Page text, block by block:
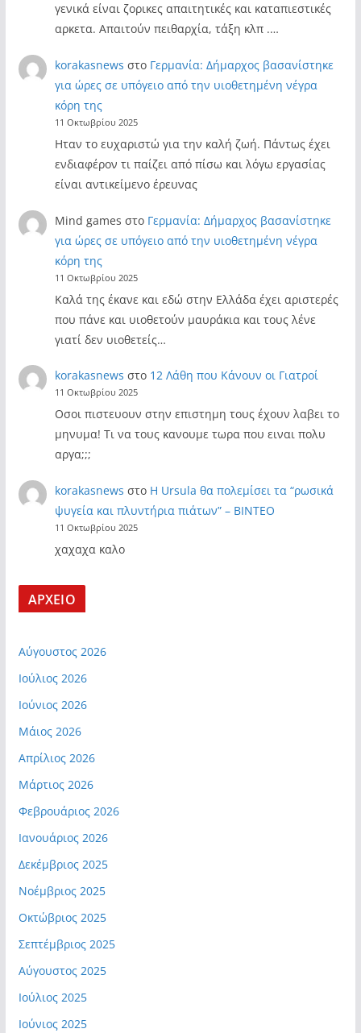
γενικά είναι ζορικες απαιτητικές και καταπιεστικές
αρκετα. Απαιτούν πειθαρχία, τάξη κλπ .…
korakasnews στο Γερμανία: Δήμαρχος βασανίστηκε
για ώρες σε υπόγειο από την υιοθετημένη νέγρα
κόρη της
11 Οκτωβρίου 2025
Ηταν το ευχαριστώ για την καλή ζωή. Πάντως έχει
ενδιαφέρον τι παίζει από πίσω και λόγω εργασίας
είναι αντικείμενο έρευνας
Mind games στο Γερμανία: Δήμαρχος βασανίστηκε
για ώρες σε υπόγειο από την υιοθετημένη νέγρα
κόρη της
11 Οκτωβρίου 2025
Καλά της έκανε και εδώ στην Ελλάδα έχει αριστερές
που πάνε και υιοθετούν μαυράκια και τους λένε
γιατί δεν υιοθετείς…
korakasnews στο 12 Λάθη που Κάνουν οι Γιατροί
11 Οκτωβρίου 2025
Οσοι πιστευουν στην επιστημη τους έχουν λαβει το
μηνυμα! Τι να τους κανουμε τωρα που ειναι πολυ
αργα;;;
korakasnews στο Η Ursula θα πολεμίσει τα “ρωσικά
ψυγεία και πλυντήρια πιάτων” – ΒΙΝΤΕΟ
11 Οκτωβρίου 2025
χαχαχα καλο
ΑΡΧΕΙΟ
Αύγουστος 2026
Ιούλιος 2026
Ιούνιος 2026
Μάιος 2026
Απρίλιος 2026
Μάρτιος 2026
Φεβρουάριος 2026
Ιανουάριος 2026
Δεκέμβριος 2025
Νοέμβριος 2025
Οκτώβριος 2025
Σεπτέμβριος 2025
Αύγουστος 2025
Ιούλιος 2025
Ιούνιος 2025